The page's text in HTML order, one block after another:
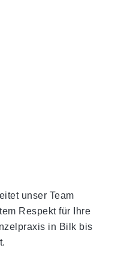
unser Team
Respekt für Ihre
in Bilk bis